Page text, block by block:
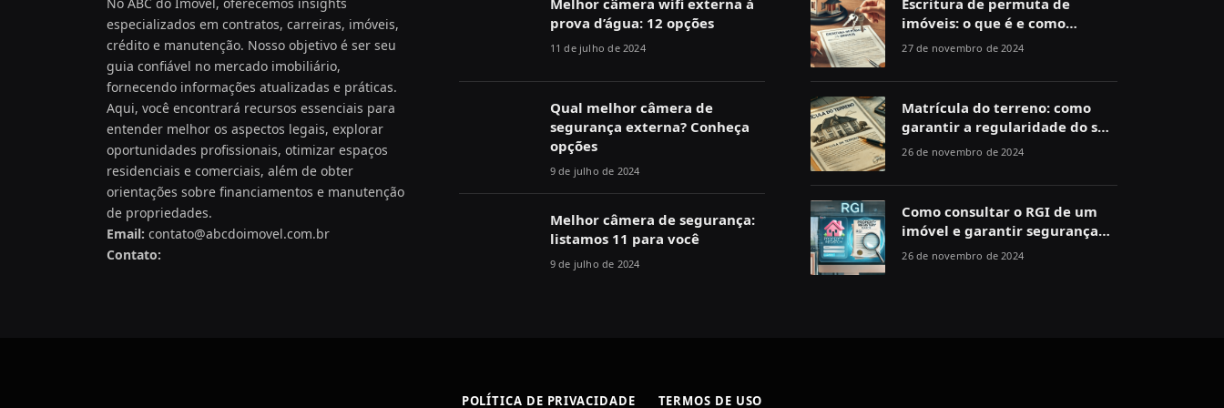
especializados em contratos, carreiras, imóveis,
crédito e manutenção. Nosso objetivo é ser seu
guia confiável no mercado imobiliário,
fornecendo informações atualizadas e práticas.
Aqui, você encontrará recursos essenciais para
entender melhor os aspectos legais, explorar
oportunidades profissionais, otimizar espaços
residenciais e comerciais, além de obter
orientações sobre financiamentos e manutenção
de propriedades.
Email: contato@abcdoimovel.com.br
Contato:
Melhor câmera wifi externa à
prova d’água: 12 opções
11 de julho de 2024
Qual melhor câmera de
segurança externa? Conheça
opções
9 de julho de 2024
Melhor câmera de segurança:
listamos 11 para você
9 de julho de 2024
Escritura de permuta de
imóveis: o que é e como
funciona
27 de novembro de 2024
Matrícula do terreno: como
garantir a regularidade do seu
imóvel
26 de novembro de 2024
Como consultar o RGI de um
imóvel e garantir segurança
jurídica
26 de novembro de 2024
POLÍTICA DE PRIVACIDADE TERMOS DE USO